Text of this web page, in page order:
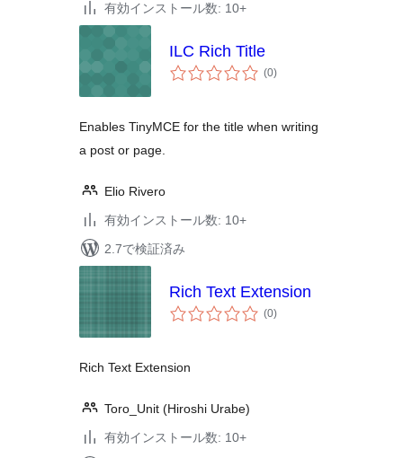
有効インストール数: 10+
ILC Rich Title
(0個
の)
Enables TinyMCE for the title when writing
a post or page.
Elio Rivero
有効インストール数: 10+
2.7で検証済み
Rich Text Extension
(0個
の)
Rich Text Extension
Toro_Unit (Hiroshi Urabe)
有効インストール数: 10+